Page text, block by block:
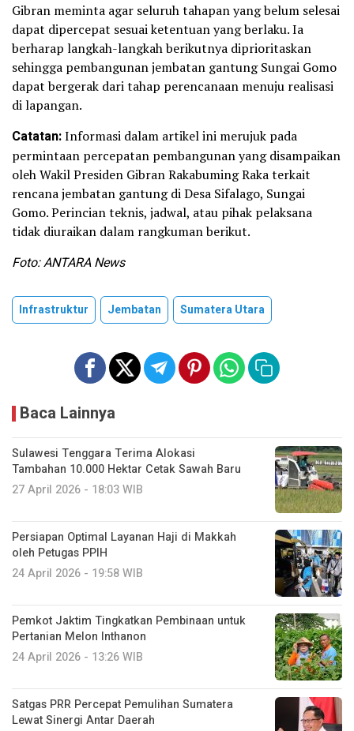
Gibran meminta agar seluruh tahapan yang belum selesai
dapat dipercepat sesuai ketentuan yang berlaku. Ia
berharap langkah-langkah berikutnya diprioritaskan
sehingga pembangunan jembatan gantung Sungai Gomo
dapat bergerak dari tahap perencanaan menuju realisasi
di lapangan.
Catatan:Informasi dalam artikel ini merujuk pada
permintaan percepatan pembangunan yang disampaikan
oleh Wakil Presiden Gibran Rakabuming Raka terkait
rencana jembatan gantung di Desa Sifalago, Sungai
Gomo. Perincian teknis, jadwal, atau pihak pelaksana
tidak diuraikan dalam rangkuman berikut.
Foto: ANTARA News
Infrastruktur Jembatan Sumatera Utara
Baca Lainnya
Sulawesi Tenggara Terima Alokasi
Tambahan 10.000 Hektar Cetak Sawah Baru
27 April 2026 - 18:03 WIB
Persiapan Optimal Layanan Haji di Makkah
oleh Petugas PPIH
24 April 2026 - 19:58 WIB
Pemkot Jaktim Tingkatkan Pembinaan untuk
Pertanian Melon Inthanon
24 April 2026 - 13:26 WIB
Satgas PRR Percepat Pemulihan Sumatera
Lewat Sinergi Antar Daerah